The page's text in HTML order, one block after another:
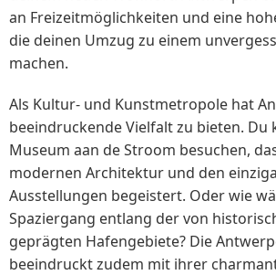
an Freizeitmöglichkeiten und eine
die deinen Umzug zu einem
machen.
Als Kultur- und Kunstmetropole hat
beeindruckende Vielfalt zu bieten. Du
Museum aan de Stroom besuchen,
modernen Architektur und den
Ausstellungen begeistert. Oder wie
Spaziergang entlang der von
geprägten Hafengebiete? Die
beeindruckt zudem mit ihrer